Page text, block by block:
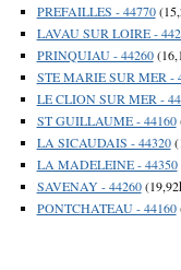
PREFAILLES - 44770
LAVAU SUR LOIRE -
PRINQUIAU - 44260
STE MARIE SUR MER -
LE CLION SUR MER -
ST GUILLAUME - 44160
LA SICAUDAIS - 44320
LA MADELEINE - 44350
SAVENAY - 44260
PONTCHATEAU - 44160